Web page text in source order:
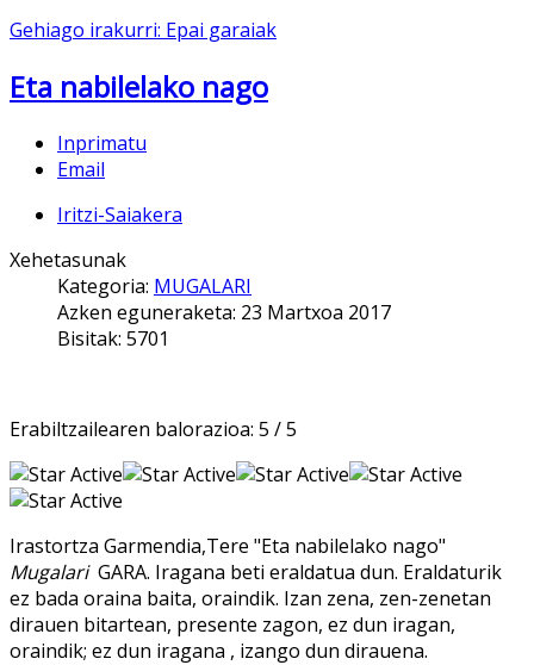
Gehiago irakurri: Epai garaiak
Eta nabilelako nago
Inprimatu
Email
Iritzi-Saiakera
Xehetasunak
Kategoria: MUGALARI
Azken eguneraketa: 23 Martxoa 2017
Bisitak: 5701
Erabiltzailearen balorazioa: 5 /5
Irastortza Garmendia,Tere "Eta nabilelako nago"
MugalariGARA. Iragana beti eraldatua dun. Eraldaturik
ez bada oraina baita, oraindik. Izan zena, zen-zenetan
dirauen bitartean, presente zagon, ez dun iragan,
oraindik; ez dun iragana , izango dun dirauena.